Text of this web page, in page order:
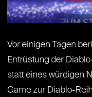
Vor einigen Tagen
Entrüstung der
statt eines würdigen
Game zur Diablo-